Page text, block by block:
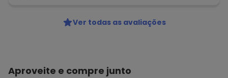
Ver todas as avaliações
Aproveite e compre junto